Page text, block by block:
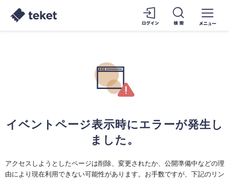
イベントページ表示時にエラーが発生し
ました。
アクセスしようとしたページは削除、変更されたか、公開準備中などの理
由により現在利用できない可能性があります。お手数ですが、下記のリン